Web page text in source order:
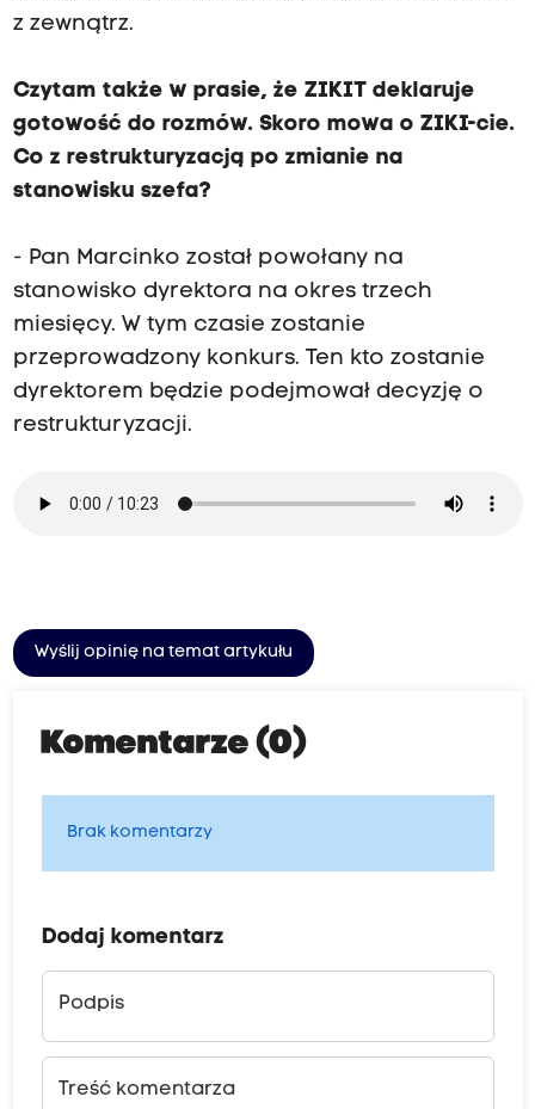
z zewnątrz.
Czytam także w prasie, że ZIKIT deklaruje
gotowość do rozmów. Skoro mowa o ZIKI-cie.
Co z restrukturyzacją po zmianie na
stanowisku szefa?
- Pan Marcinko został powołany na
stanowisko dyrektora na okres trzech
miesięcy. W tym czasie zostanie
przeprowadzony konkurs. Ten kto zostanie
dyrektorem będzie podejmował decyzję o
restrukturyzacji.
Wyślij opinię na temat artykułu
Komentarze (0)
Brak komentarzy
Dodaj komentarz
Podpis
Treść komentarza